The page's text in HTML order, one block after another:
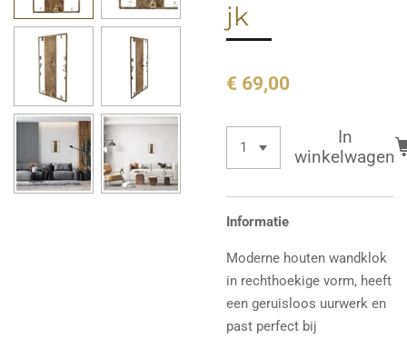
jk
€ 69,00
In
winkelwagen
Informatie
Moderne houten wandklok
in rechthoekige vorm, heeft
een geruisloos uurwerk en
past perfect bij